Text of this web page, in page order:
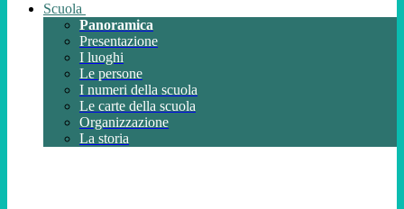
Scuola
Panoramica
Presentazione
I luoghi
Le persone
I numeri della scuola
Le carte della scuola
Organizzazione
La storia